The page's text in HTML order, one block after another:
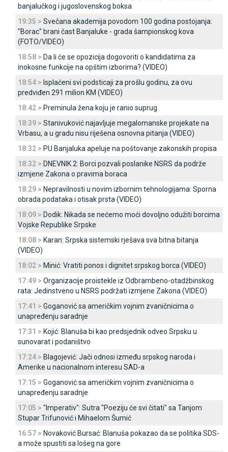
banjalučkog i jugoslovenskog boksa
19:35 > Svečana akademija povodom 100 godina postojanja:
"Borac" brani čast Banjaluke - grada šampionskog kova
(FOTO/VIDEO)
18:58 > Da li će se opozicija dogovoriti o kandidatima za
inokosne funkcije na opštim izborima? (VIDEO)
18:54 > Isplaćeni svi podsticaji za prošlu godinu, za ovu
predviđen 291 milion KM (VIDEO)
18:42 > Preminula žena koju je ranio suprug
18:39 > Stanivuković najavljuje megalomanske projekate na
Vrbasu, a u gradu nisu riješena osnovna pitanja (VIDEO)
18:32 > PU Banjaluka apeluje na poštovanje zakonskih propisa
18:32 > DNEVNIK 2: Borci pozvali poslanike NSRS da podrže
izmjene Zakona o pravima boraca
18:29 > Nepravilnosti u novim izbornim tehnologijama: Sporna
obrada podataka i otisak prsta (VIDEO)
18:09 > Dodik: Nikada se nećemo moći dovoljno odužiti borcima
Vojske Republike Srpske
18:08 > Karan: Srpska sistemski rješava sva bitna bitanja
(VIDEO)
18:02 > Minić: Vratiti ponos i dignitet srpskog borca (VIDEO)
17:49 > Organizacije proistekle iz Odbrambeno-otadžbinskog
rata: Јedinstveno u NSRS podržati izmjene Zakona (VIDEO)
17:41 > Goganović sa američkim vojnim zvaničnicima o
unapređenju saradnje
17:31 > Kojić: Blanuša bi kao predsjednik odveo Srpsku u
sunovarat i podaništvo
17:24 > Blagojević: Јači odnosi između srpskog naroda i
Amerike u nacionalnom interesu SAD-a
17:15 > Goganović sa američkim vojnim zvaničnicima o
unapređenju saradnje
17:05 > "Imperativ": Sutra "Poeziju će svi čitati" sa Tanjom
Stupar Trifunović i Mihaelom Šumić
16:57 > Novaković Bursać: Blanuša pokazao da se politika SDS-
a može spustiti sa lošeg na gore